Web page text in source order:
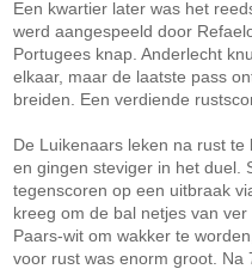
Een kwartier later was het
werd aangespeeld door
Portugees knap. Anderlecht
elkaar, maar de laatste pass
breiden. Een verdiende
De Luikenaars leken na rust
en gingen steviger in het duel.
tegenscoren op een uitbraak
kreeg om de bal netjes van
Paars-wit om wakker te
voor rust was enorm groot. Na